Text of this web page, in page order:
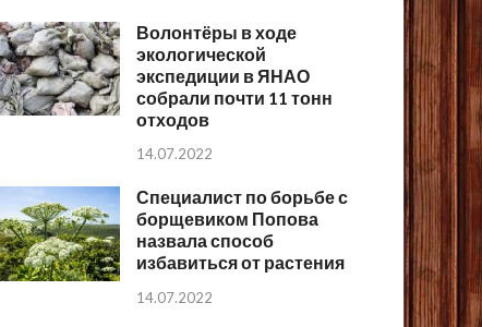
Волонтёры в ходе
экологической
экспедиции в ЯНАО
собрали почти 11 тонн
отходов
14.07.2022
Специалист по борьбе с
борщевиком Попова
назвала способ
избавиться от растения
14.07.2022